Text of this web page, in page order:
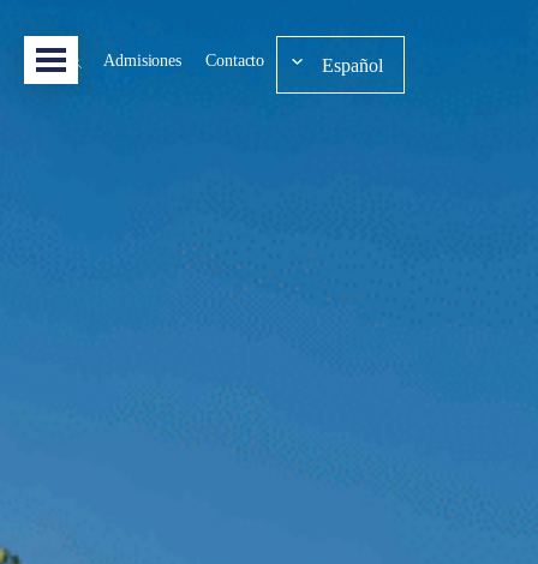
Admisiones Contacto Español